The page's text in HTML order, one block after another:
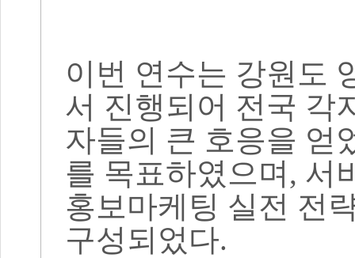
이번 연수는 강원도
서 진행되어 전국 각
자들의 큰 호응을 얻
를 목표하였으며, 서
홍보마케팅 실전 전
구성되었다.